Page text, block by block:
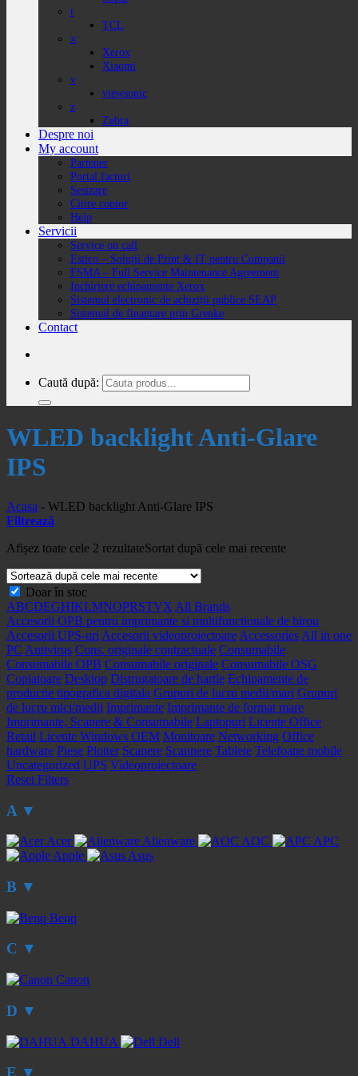
t
TCL
x
Xerox
Xiaomi
v
viewsonic
z
Zebra
Despre noi
My account
Partener
Portal facturi
Sesizare
Citire contor
Help
Servicii
Service on call
Estico – Soluții de Print & IT pentru Companii
FSMA – Full Service Maintenance Agreement
Inchiriere echipamente Xerox
Sistemul electronic de achiziții publice SEAP
Sistemul de finanțare prin Grenke
Contact
Caută după:
WLED backlight Anti-Glare
IPS
Acasa - WLED backlight Anti-Glare IPS
Filtrează
Afișez toate cele 2 rezultateSortat după cele mai recente
Doar în stoc
ABCDEGHIKLMNOPRSTVX All Brands
Accesorii OPB pentru imprimante si multifunctionale de birou
Accesorii UPS-uri Accesorii videoproiectoare Accessories All in one
PC Antivirus Cons. originale contractuale Consumabile
Consumabile OPB Consumabile originale Consumabile OSG
Copiatoare Desktop Distrugatoare de hartie Echipamente de
productie tipografica digitala Grupuri de lucru medii/mari Grupuri
de lucru mici/medii Imprimante Imprimante de format mare
Imprimante, Scanere & Consumabile Laptopuri Licente Office
Retail Licente Windows OEM Monitoare Networking Office
hardware Piese Plotter Scanere Scannere Tablete Telefoane mobile
Uncategorized UPS Videoproiectoare
Reset Filters
A ▼
Acer Alienware AOC
APC
Apple
Asus
B ▼
Benq
C ▼
Canon
D ▼
DAHUA Dell